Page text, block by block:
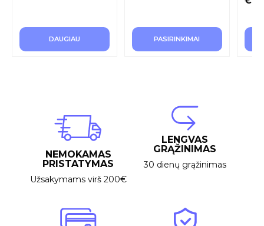
DAUGIAU PASIRINKIMAI
NEMOKAMAS
PRISTATYMAS
Užsakymams virš 200€
LENGVAS
GRĄŽINIMAS
30 dienų grąžinimas